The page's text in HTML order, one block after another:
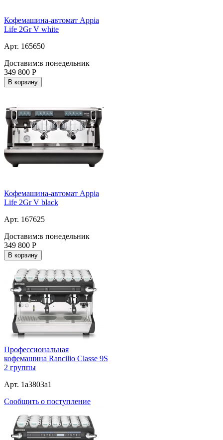
Кофемашина-автомат Appia
Life 2Gr V white
Арт. 165650
Доставим:в понедельник
349 800 Р
В корзину
Кофемашина-автомат Appia
Life 2Gr V black
Арт. 167625
Доставим:в понедельник
349 800 Р
В корзину
Профессиональная
кофемашина Rancilio Classe 9S
2 группы
Арт. 1a3803a1
Сообщить о поступление